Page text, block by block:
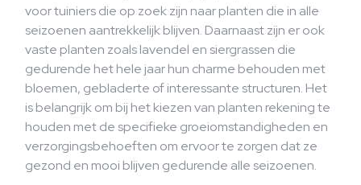
voor tuiniers die op zoek zijn naar planten die in alle
seizoenen aantrekkelijk blijven. Daarnaast zijn er ook
vaste planten zoals lavendel en siergrassen die
gedurende het hele jaar hun charme behouden met
bloemen, gebladerte of interessante structuren. Het
is belangrijk om bij het kiezen van planten rekening te
houden met de specifieke groeiomstandigheden en
verzorgingsbehoeften om ervoor te zorgen dat ze
gezond en mooi blijven gedurende alle seizoenen.